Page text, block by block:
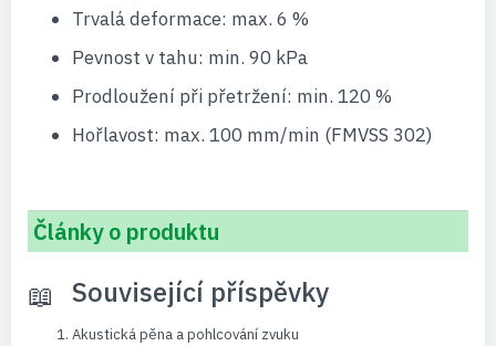
Trvalá deformace: max. 6 %
Pevnost v tahu: min. 90 kPa
Prodloužení při přetržení: min. 120 %
Hořlavost: max. 100 mm/min (FMVSS 302)
Články o produktu
Související příspěvky
Akustická pěna a pohlcování zvuku